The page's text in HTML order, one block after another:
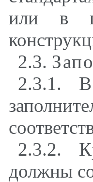
или в
2.3.
2.3.1.
2.3.2.
должны